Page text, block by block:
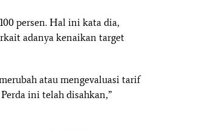
persen. Hal ini kata dia,
adanya kenaikan target
atau mengevaluasi tarif
ini telah disahkan,”